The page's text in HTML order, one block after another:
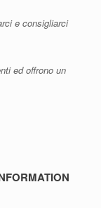
e consigliarci
ed offrono un